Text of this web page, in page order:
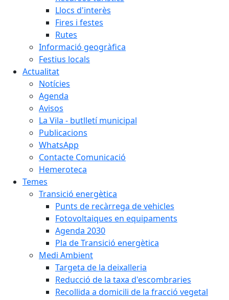
Llocs d'interès
Fires i festes
Rutes
Informació geogràfica
Festius locals
Actualitat
Notícies
Agenda
Avisos
La Vila - butlletí municipal
Publicacions
WhatsApp
Contacte Comunicació
Hemeroteca
Temes
Transició energètica
Punts de recàrrega de vehicles
Fotovoltaiques en equipaments
Agenda 2030
Pla de Transició energètica
Medi Ambient
Targeta de la deixalleria
Reducció de la taxa d'escombraries
Recollida a domicili de la fracció vegetal